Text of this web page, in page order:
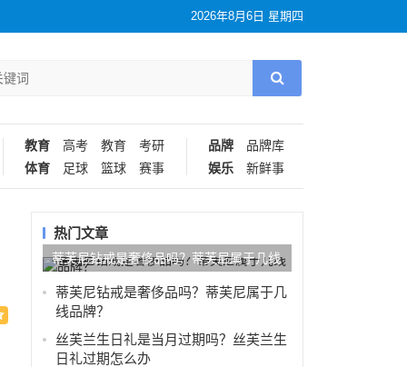
2026年8月6日 星期四
教育 高考 教育
考研
体育
足球 篮球 赛事
品牌
品牌库
娱乐
新鲜事
热门文章
蒂芙尼钻戒是奢侈品吗？蒂芙尼属于几线
品牌？
蒂芙尼钻戒是奢侈品吗？蒂芙尼属于几
线品牌？
丝芙兰生日礼是当月过期吗？丝芙兰生
日礼过期怎么办